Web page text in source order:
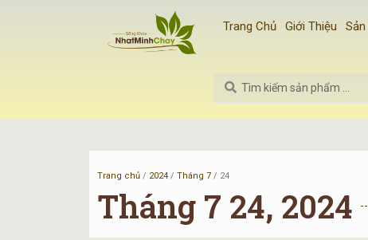
Trang Chủ Giới Thiệu
Search
...
Trang chủ / 2024 / Tháng 7 / 24
Tháng 7 24, 2024